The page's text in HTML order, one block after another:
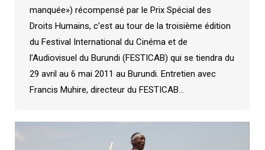
manquée») récompensé par le Prix Spécial des
Droits Humains, c’est au tour de la troisième édition
du Festival International du Cinéma et de
l’Audiovisuel du Burundi (FESTICAB) qui se tiendra du
29 avril au 6 mai 2011 au Burundi. Entretien avec
Francis Muhire, directeur du FESTICAB…